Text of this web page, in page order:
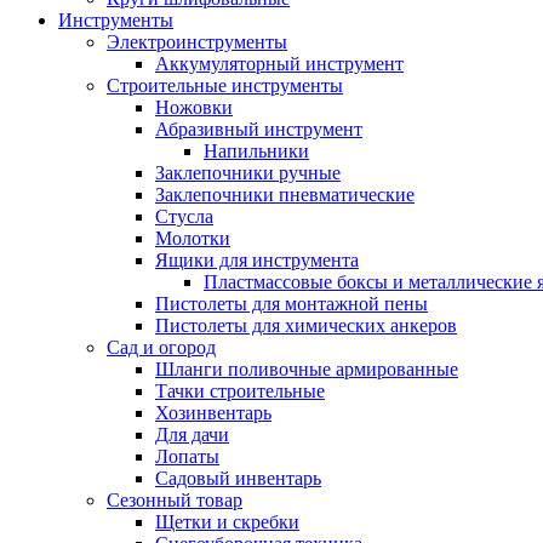
Инструменты
Электроинструменты
Аккумуляторный инструмент
Строительные инструменты
Ножовки
Абразивный инструмент
Напильники
Заклепочники ручные
Заклепочники пневматические
Стусла
Молотки
Ящики для инструмента
Пластмассовые боксы и металлические
Пистолеты для монтажной пены
Пистолеты для химических анкеров
Сад и огород
Шланги поливочные армированные
Тачки строительные
Хозинвентарь
Для дачи
Лопаты
Садовый инвентарь
Сезонный товар
Щетки и скребки